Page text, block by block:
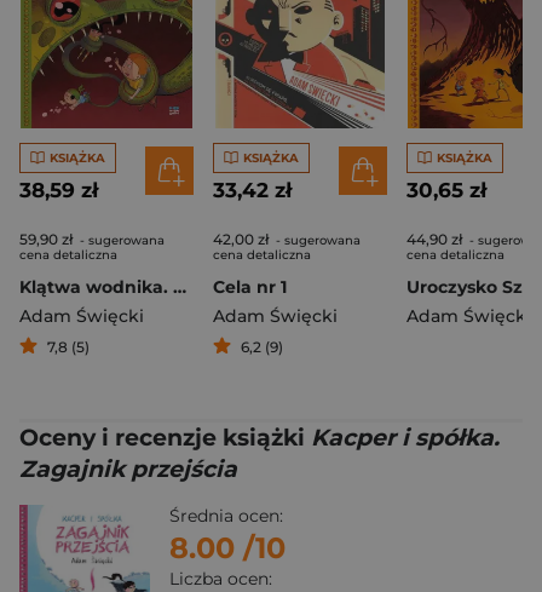
KSIĄŻKA
38,59 zł
59,90 zł - sugerowana
cena detaliczna
Klątwa wodnika. Kacper i spółka
Adam Święcki
7,8 (5)
KSIĄŻKA
33,42 zł
42,00 zł - sugerowana
cena detaliczna
Cela nr 1
Adam Święcki
6,2 (9)
KSIĄŻKA
30,65 zł
44,90 zł -
cena detaliczna
Adam Święcki
Oceny i recenzje książki Kacper i spółka.
Zagajnik przejścia
Średnia ocen:
8.00 /10
Liczba ocen: